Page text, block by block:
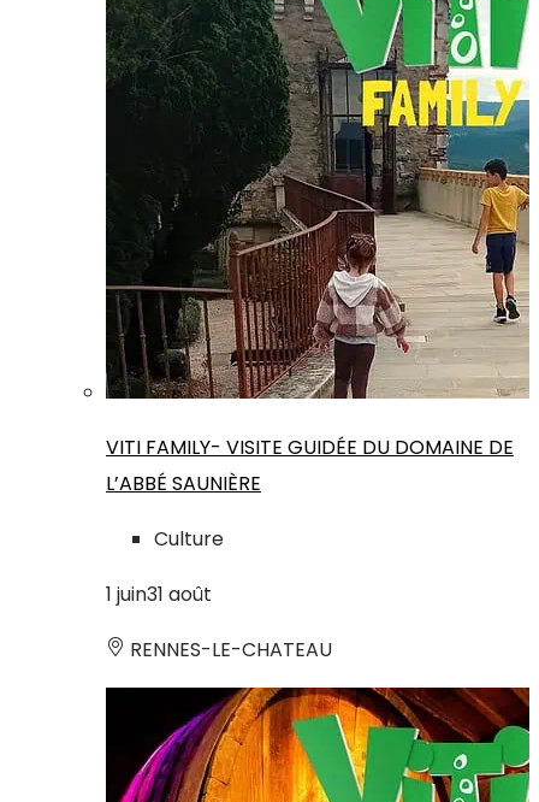
VITI FAMILY- VISITE GUIDÉE DU DOMAINE DE
L’ABBÉ SAUNIÈRE
Culture
1 juin31 août
RENNES-LE-CHATEAU